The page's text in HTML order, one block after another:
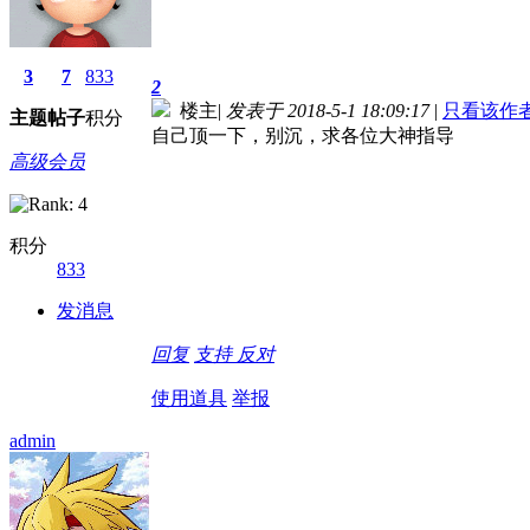
3
主题
7
帖子
833
积分
高级会员
积分
833
发消息
2
楼主| 发表于 2018-5-1 18:09:17 | 只看该作
自己顶一下，别沉，求各位大神指导
回复 支持 反对
使用道具 举报
admin